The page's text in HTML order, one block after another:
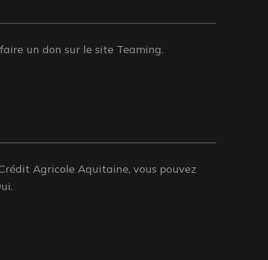
un don sur le site Teaming.
Agricole Aquitaine, vous pouvez